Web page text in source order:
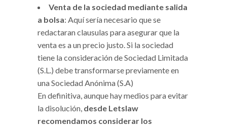
Venta de la sociedad mediante salida
a bolsa: Aquí sería necesario que se
redactaran clausulas para asegurar que la
venta es a un precio justo. Si la sociedad
tiene la consideración de Sociedad Limitada
(S.L.) debe transformarse previamente en
una Sociedad Anónima (S.A)
En definitiva, aunque hay medios para evitar
la disolución, desde Letslaw
recomendamos considerar los